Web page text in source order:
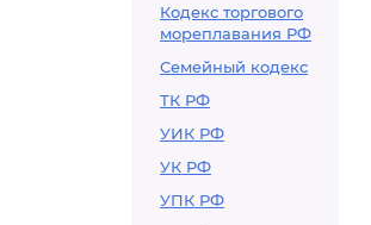
Кодекс торгового
мореплавания РФ
Семейный кодекс
ТК РФ
УИК РФ
УК РФ
УПК РФ